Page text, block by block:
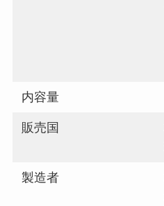
内容量
販売国
製造者